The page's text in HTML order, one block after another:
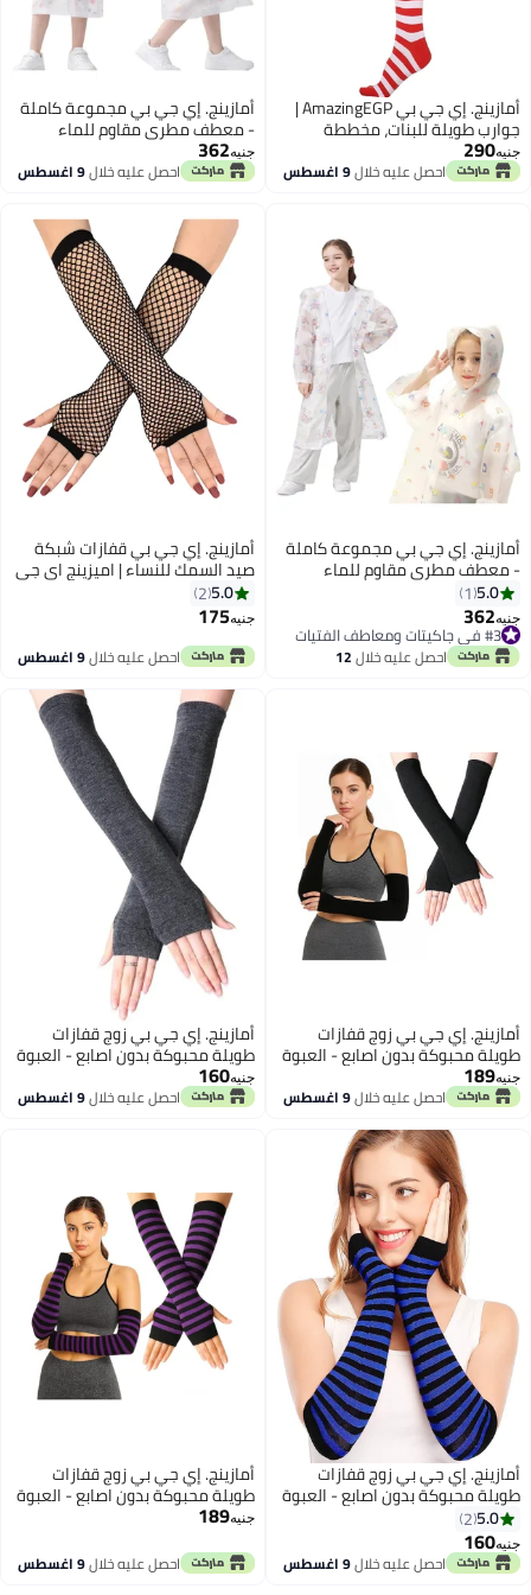
أمازينج. إي جي بي AmazingEGP |
جوارب طويلة للبنات، مخططة
باللونين الأحمر والأخضر، مصنوعة
من مزيج القطن، بطول فوق الركبة
جنيه290
احصل عليه خلال9 اغسطس
أمازينج. إي جي بي مجموعة كاملة
- معطف مطري مقاوم للماء
للأطفال مع غطاء رأس، بتصميم
كرتوني، مصنوع من البوليستر، مزود
فيلكرو، مناسب للفتيات، للاستخدام
المدرسي والخارجي
جنيه362
احصل عليه خلال9 اغسطس
أمازينج. إي جي بي مجموعة كاملة
- معطف مطري مقاوم للماء
للأطفال مع غطاء رأس، بتصميم
كرتوني، مصنوع من البوليستر، مزود
بشرائط عاكسة، وسحاب وإغلاق
فيلكرو، مناسب للفتيات، للاستخدام
المدرسي والخارجي
5.0
1
جنيه362
#3 في جاكيتات ومعاطف الفتيات
#3 في جاكيتات ومعاطف الفتيات احصل عليه خلال12
أمازينج. إي جي بي قفازات شبكة
صيد السمك للنساء | اميزينج اي جي
بي | قفازات شبكية طويلة بدون
اصابع في اكسسوارات الحفلات
التنكرية
5.0
2
جنيه175
احصل عليه خلال9 اغسطس
أمازينج. إي جي بي زوج قفازات
طويلة محبوكة بدون اصابع - العبوة
- قفاز مع فتحة للابهام لتدفئة الذراع
للنساء والفتيات
جنيه189
احصل عليه خلال9 اغسطس
أمازينج. إي جي بي زوج قفازات
طويلة محبوكة بدون اصابع - العبوة
- قفاز مع فتحة للابهام لتدفئة الذراع
للنساء والفتيات
جنيه160
احصل عليه خلال9 اغسطس
أمازينج. إي جي بي زوج قفازات
طويلة محبوكة بدون اصابع - العبوة
- قفاز مع فتحة للابهام لتدفئة الذراع
للنساء والفتيات
5.0
2
جنيه160
احصل عليه خلال9 اغسطس
أمازينج. إي جي بي زوج قفازات
طويلة محبوكة بدون اصابع - العبوة
- قفاز مع فتحة للابهام لتدفئة الذراع
جنيه189
احصل عليه خلال9 اغسطس